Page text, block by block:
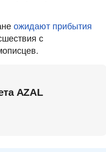
ожидают прибытия
с
AZAL